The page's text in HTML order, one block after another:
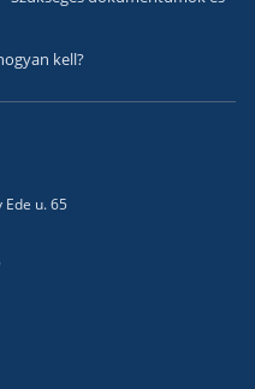
kell?
Ede u. 65